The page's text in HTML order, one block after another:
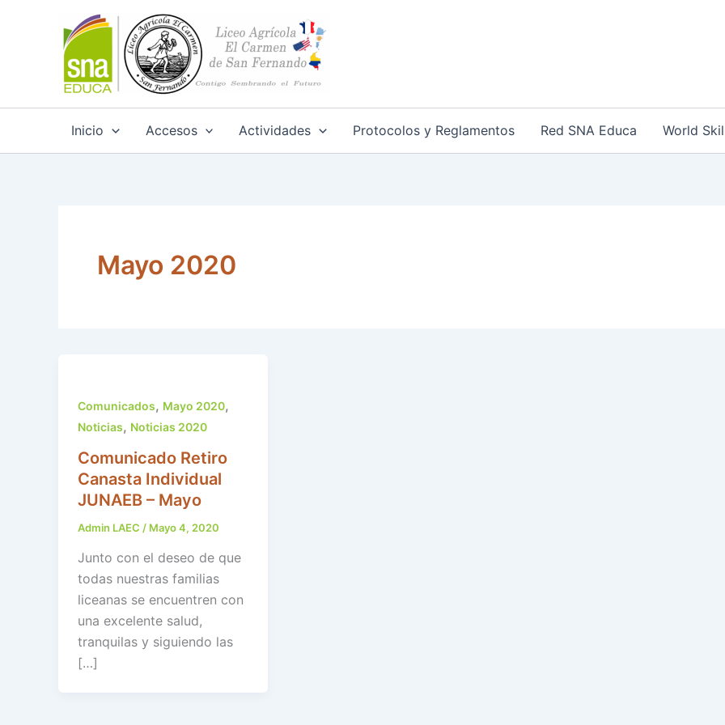
Inicio Accesos Actividades Protocolos y Reglamentos Red SNA Educa World
Mayo 2020
Comunicados, Mayo 2020,
Noticias, Noticias 2020
Comunicado Retiro
Canasta Individual
JUNAEB – Mayo
Admin LAEC / Mayo 4, 2020
Junto con el deseo de que
todas nuestras familias
liceanas se encuentren con
una excelente salud,
tranquilas y siguiendo las
[…]